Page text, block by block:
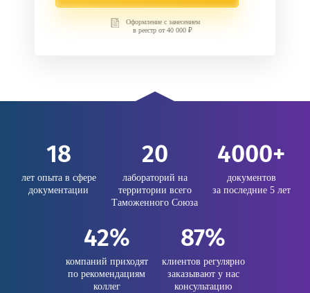
Оформление с занесением
в реестр от 40 000 ₽
18
лет опыта в сфере
документации
20
лабораторий на
территории всего
Таможенного Союза
4000+
документов
за последние 5 лет
42%
компаний приходят
по рекомендациям
коллег
87%
клиентов регулярно
заказывают у нас
консультацию